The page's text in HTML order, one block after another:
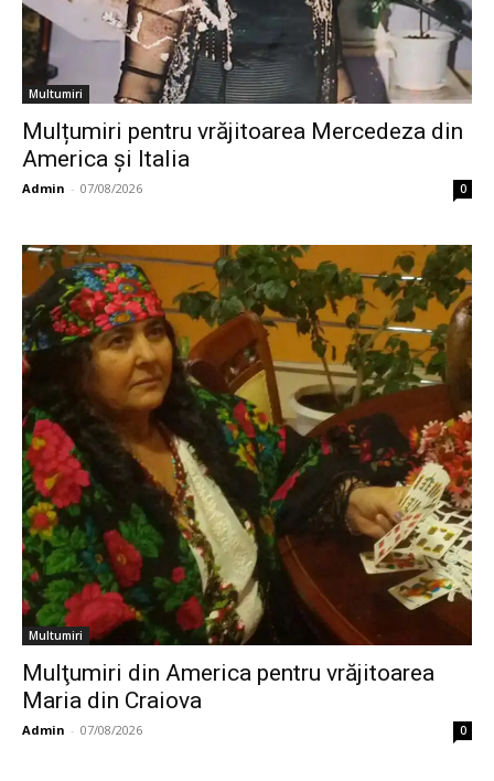
Multumiri
Mulțumiri pentru vrăjitoarea Mercedeza din
America și Italia
Admin - 07/08/2026 0
Multumiri
Mulţumiri din America pentru vrăjitoarea
Maria din Craiova
Admin - 07/08/2026 0